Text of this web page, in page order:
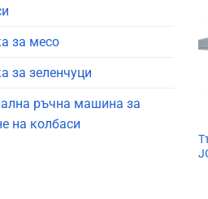
за месо
за зеленчуци
ръчна машина за
на колбаси